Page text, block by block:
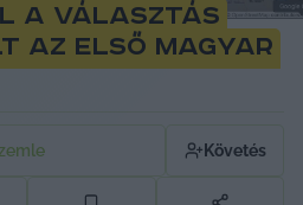
a választás
első magyar
Követés